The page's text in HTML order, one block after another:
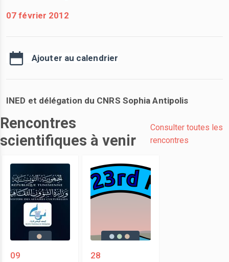
07 février 2012
Ajouter au calendrier
INED et délégation du CNRS Sophia Antipolis
Rencontres
scientifiques à venir
Consulter toutes les
rencontres
09
28